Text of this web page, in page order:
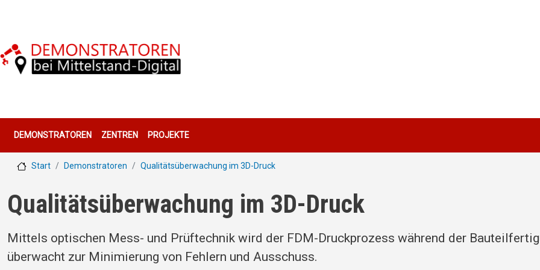
Hauptnavigation
DEMONSTRATOREN ZENTREN PROJEKTE
Start Demonstratoren Qualitätsüberwachung im 3D-Druck
Qualitätsüberwachung im 3D-Druck
Mittels optischen Mess- und Prüftechnik wird der FDM-Druckprozess während der
überwacht zur Minimierung von Fehlern und Ausschuss.